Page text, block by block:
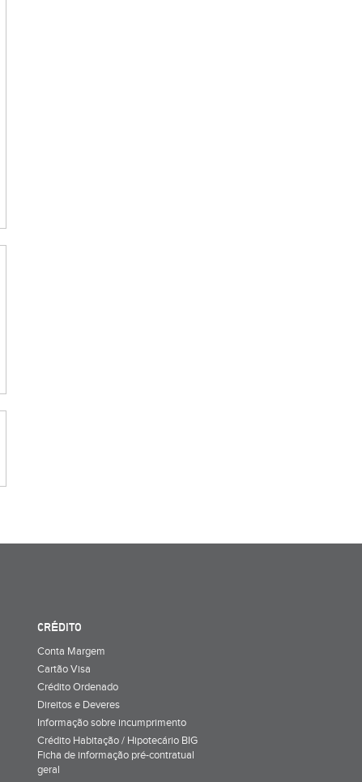
CRÉDITO
Conta Margem
Cartão Visa
Crédito Ordenado
Direitos e Deveres
Informação sobre incumprimento
Crédito Habitação / Hipotecário BIG
Ficha de informação pré-contratual
geral